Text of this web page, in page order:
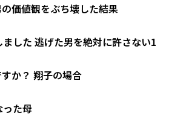
価値観をぶち壊した結果
した 逃げた男を絶対に許さない1
か？ 翔子の場合
った母